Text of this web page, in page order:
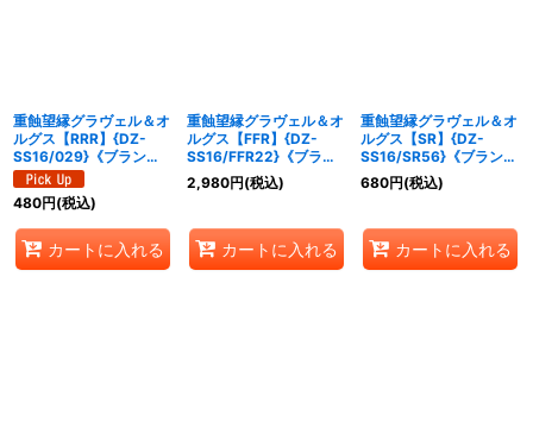
重蝕望縁グラヴェル＆オ
ルグス【RRR】{DZ-
SS16/029}《ブラント
ゲート/ストイケイア》
480円(税込)
カートに入れる
重蝕望縁グラヴェル＆オ
ルグス【FFR】{DZ-
SS16/FFR22}《ブラン
トゲート/ストイケイ
ア》
2,980円(税込)
カートに入れる
重蝕望縁グラヴェル＆オ
ルグス【SR】{DZ-
SS16/SR56}《ブラント
ゲート/ストイケイア》
680円(税込)
カートに入れる